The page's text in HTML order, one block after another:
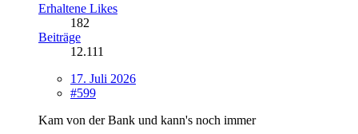
Erhaltene Likes
182
Beiträge
12.111
17. Juli 2026
#599
Kam von der Bank und kann's noch immer